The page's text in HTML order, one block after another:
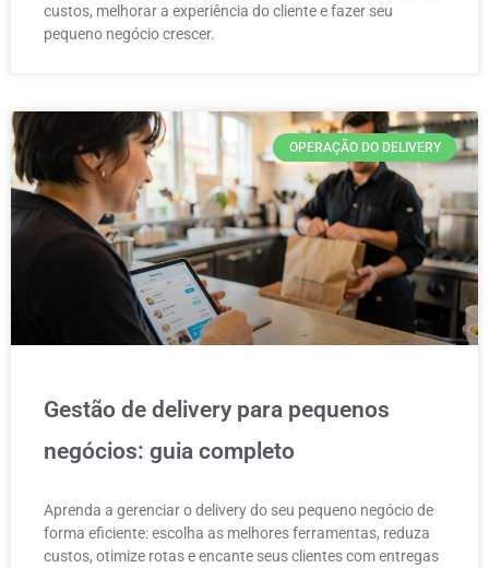
custos, melhorar a experiência do cliente e fazer seu
pequeno negócio crescer.
OPERAÇÃO DO DELIVERY
Gestão de delivery para pequenos
negócios: guia completo
Aprenda a gerenciar o delivery do seu pequeno negócio de
forma eficiente: escolha as melhores ferramentas, reduza
custos, otimize rotas e encante seus clientes com entregas